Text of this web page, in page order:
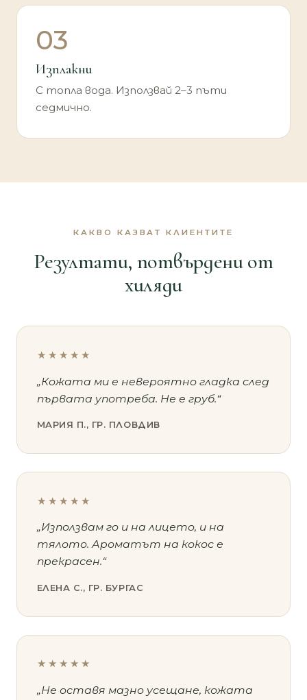
03
Изплакни
С топла вода. Използвай 2–3 пъти
седмично.
КАКВО КАЗВАТ КЛИЕНТИТЕ
Резултати, потвърдени от
хиляди
★★★★★
„Кожата ми е невероятно гладка след
първата употреба. Не е груб.“
МАРИЯ П., ГР. ПЛОВДИВ
★★★★★
„Използвам го и на лицето, и на
тялото. Ароматът на кокос е
прекрасен.“
ЕЛЕНА С., ГР. БУРГАС
★★★★★
„Не оставя мазно усещане, кожата